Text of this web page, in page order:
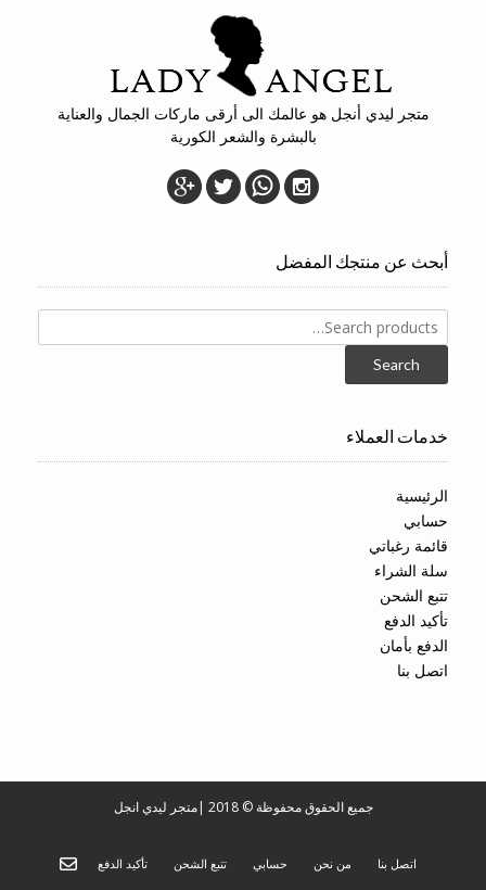
متجر ليدي أنجل هو عالمك الى أرقى ماركات الجمال والعناية
بالبشرة والشعر الكورية
أبحث عن منتجك المفضل
Search
for:
Search
خدمات العملاء
الرئيسية
حسابي
قائمة رغباتي
سلة الشراء
تتبع الشحن
تأكيد الدفع
الدفع بأمان
اتصل بنا
جميع الحقوق محفوظة © 2018 |متجر ليدي انجل
اتصل بنا من نحن حسابي تتبع الشحن تأكيد الدفع